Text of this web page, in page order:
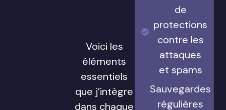
Voici les
éléments
essentiels
que j’intègre
dans chaque
de
protections
contre les
attaques
et spams
Sauvegardes
régulières